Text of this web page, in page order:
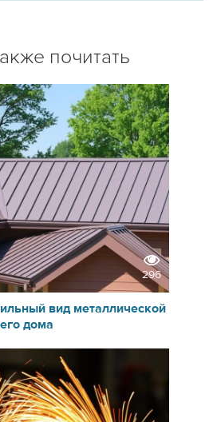
почитать
296
вид металлической
дома